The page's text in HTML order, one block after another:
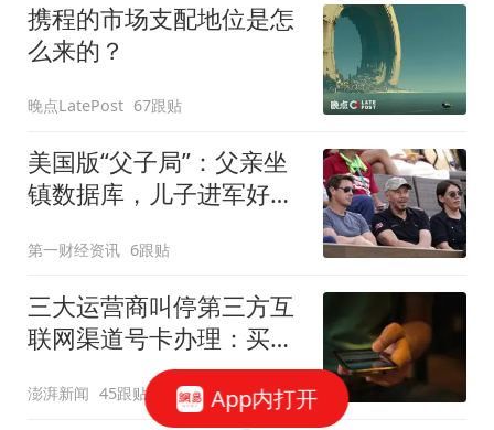
App内打开
携程的市场支配地位是怎
么来的？
晚点LatePost 67跟贴
美国版“父子局”：父亲坐
镇数据库，儿子进军好莱
第一财经资讯 6跟贴
三大运营商叫停第三方互
联网渠道号卡办理：买的
卡还能用吗？资费会涨
吗？
澎湃新闻 45跟贴